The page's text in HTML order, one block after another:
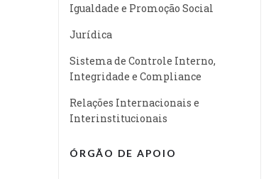
Igualdade e Promoção Social
Jurídica
Sistema de Controle Interno,
Integridade e Compliance
Relações Internacionais e
Interinstitucionais
ÓRGÃO DE APOIO